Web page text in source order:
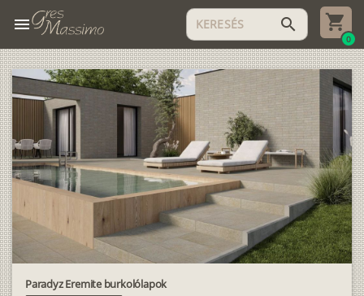
menu search
0
Paradyz Eremite burkolólapok